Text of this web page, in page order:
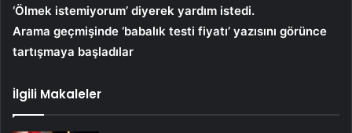
‘Ölmek istemiyorum’ diyerek yardım istedi.
Arama geçmişinde ‘babalık testi fiyatı’ yazısını görünce
tartışmaya başladılar
İlgili Makaleler